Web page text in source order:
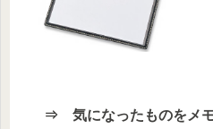
⇒ 気になったものをメモ